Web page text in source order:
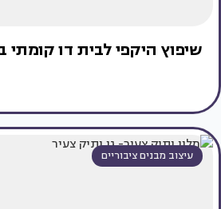
שיפוץ היקפי לבית דו קומתי
עיצוב מבנים ציבוריים